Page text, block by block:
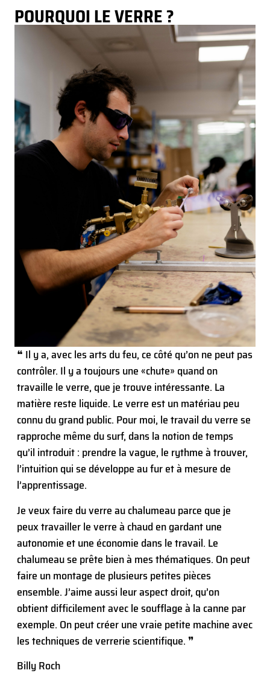
POURQUOI LE VERRE ?
❝ Il y a, avec les arts du feu, ce côté qu’on ne peut pas
contrôler. Il y a toujours une «chute» quand on
travaille le verre, que je trouve intéressante. La
matière reste liquide. Le verre est un matériau peu
connu du grand public. Pour moi, le travail du verre se
rapproche même du surf, dans la notion de temps
qu’il introduit : prendre la vague, le rythme à trouver,
l’intuition qui se développe au fur et à mesure de
l’apprentissage.
Je veux faire du verre au chalumeau parce que je
peux travailler le verre à chaud en gardant une
autonomie et une économie dans le travail. Le
chalumeau se prête bien à mes thématiques. On peut
faire un montage de plusieurs petites pièces
ensemble. J’aime aussi leur aspect droit, qu’on
obtient difficilement avec le soufflage à la canne par
exemple. On peut créer une vraie petite machine avec
les techniques de verrerie scientifique. ❞
Billy Roch